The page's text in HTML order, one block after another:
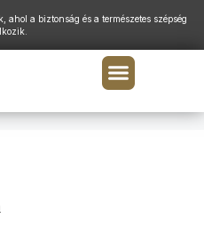
a biztonság és a természetes szépség